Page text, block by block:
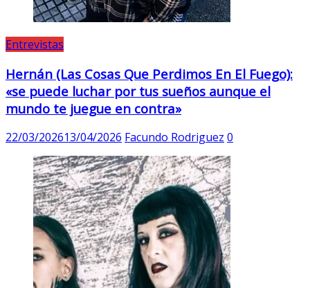
Entrevistas
Hernán (Las Cosas Que Perdimos En El Fuego):
«se puede luchar por tus sueños aunque el
mundo te juegue en contra»
22/03/202613/04/2026 Facundo Rodriguez 0